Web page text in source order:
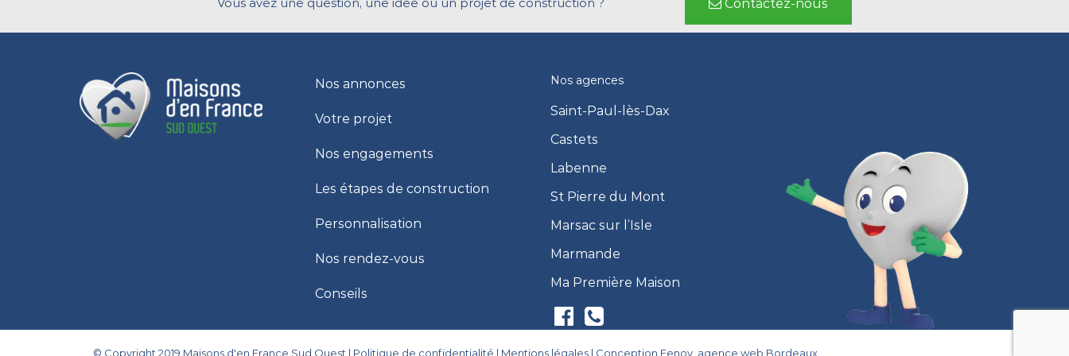
Contactez-nous
Nos annonces
Votre projet
Nos engagements
Les étapes de construction
Personnalisation
Nos rendez-vous
Conseils
Nos agences
Saint-Paul-lès-Dax
Castets
Labenne
St Pierre du Mont
Marsac sur l’Isle
Marmande
Ma Première Maison
© Copyright 2019 Maisons d'en France Sud Ouest | Politique de confidentialité | Mentions légales | Conception Eenov, agence web Bordeaux